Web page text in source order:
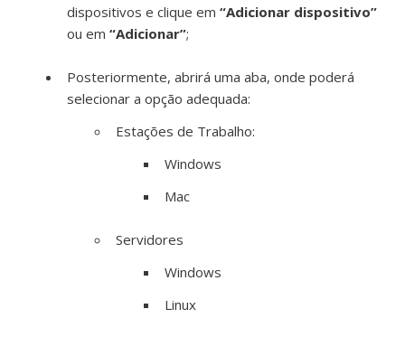
dispositivos e clique em “Adicionar dispositivo”
ou em “Adicionar”;
Posteriormente, abrirá uma aba, onde poderá
selecionar a opção adequada:
Estações de Trabalho:
Windows
Mac
Servidores
Windows
Linux